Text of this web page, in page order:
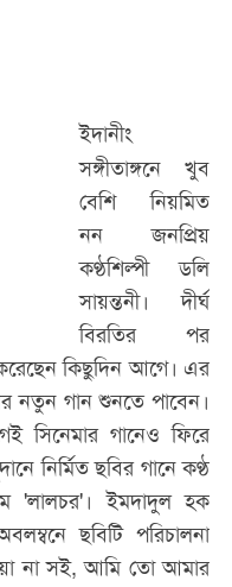
ইদানীং
সঙ্গীতাঙ্গনে খুব
বেশি নিয়মিত
নন জনপ্রিয়
কণ্ঠশিল্পী ডলি
সায়ন্তনী। দীর্ঘ
বিরতির পর
কিছুদিন আগে। এর
নতুন গান শুনতে পাবেন।
সিনেমার গানেও ফিরে
নির্মিত ছবির গানে কণ্ঠ
'লালচর'। ইমদাদুল হক
ছবিটি পরিচালনা
না সই, আমি তো আমার